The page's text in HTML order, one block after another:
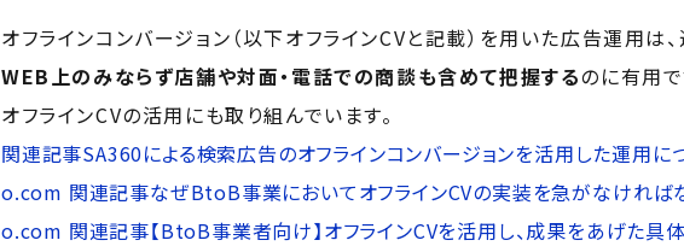
オフラインコンバージョン（以下オフラインCVと記載）を用いた広告運用は
WEB上のみならず店舗や対面・電話での商談も含めて把握するのに有用
オフラインCVの活用にも取り組んでいます。
関連記事SA360による検索広告のオフラインコンバージョンを活用した運用
o.com 関連記事なぜBtoB事業においてオフラインCVの実装を急がなければ
o.com 関連記事【BtoB事業者向け】オフラインCVを活用し、成果をあげた具